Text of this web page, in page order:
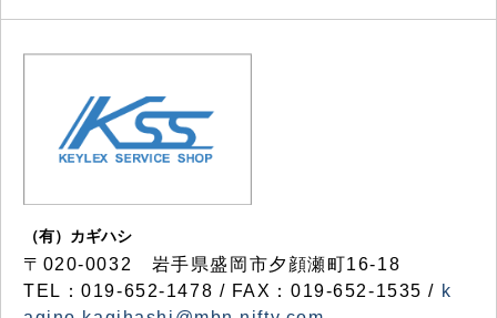
（有）カギハシ
〒020-0032 岩手県盛岡市夕顔瀬町16-18
TEL：019-652-1478 / FAX：019-652-1535 / k